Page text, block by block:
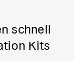
schnell
Kits